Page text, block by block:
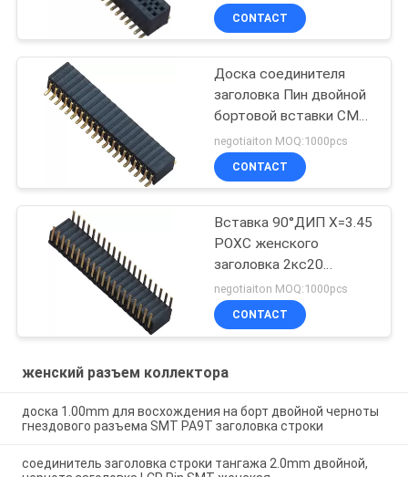
электроники
CONTACT
Доска соединителя
заголовка Пин двойной
бортовой вставки СМТ
20 женская для
восхождения на борт
Х=3.45
negotiaiton MOQ:1000pcs
CONTACT
Вставка 90°ДИП Х=3.45
РОХС женского
заголовка 2кс20
бронзы светомассы
1.27мм двойная
бортовая
negotiaiton MOQ:1000pcs
CONTACT
женский разъем коллектора
доска 1.00mm для восхождения на борт двойной черноты
гнездового разъема SMT PA9T заголовка строки
соединитель заголовка строки тангажа 2.0mm двойной,